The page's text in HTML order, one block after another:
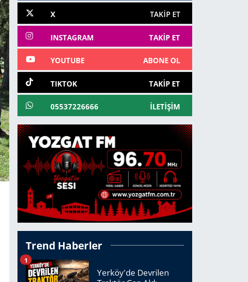
X TAKIP ET
INSTAGRAM TAKIP ET
YOUTUBE ABONE OL
TIKTOK TAKIP ET
05537226666 İLETIŞIM
Trend Haberler
Yerköy'de Devrilen
1